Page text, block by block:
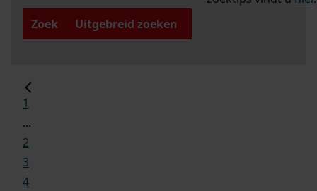
Zoek
Uitgebreid zoeken
1
...
2
3
4